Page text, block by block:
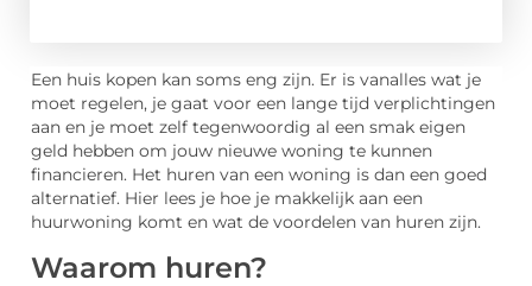
Een huis kopen kan soms eng zijn. Er is vanalles wat je
moet regelen, je gaat voor een lange tijd verplichtingen
aan en je moet zelf tegenwoordig al een smak eigen
geld hebben om jouw nieuwe woning te kunnen
financieren. Het huren van een woning is dan een goed
alternatief. Hier lees je hoe je makkelijk aan een
huurwoning komt en wat de voordelen van huren zijn.
Waarom huren?